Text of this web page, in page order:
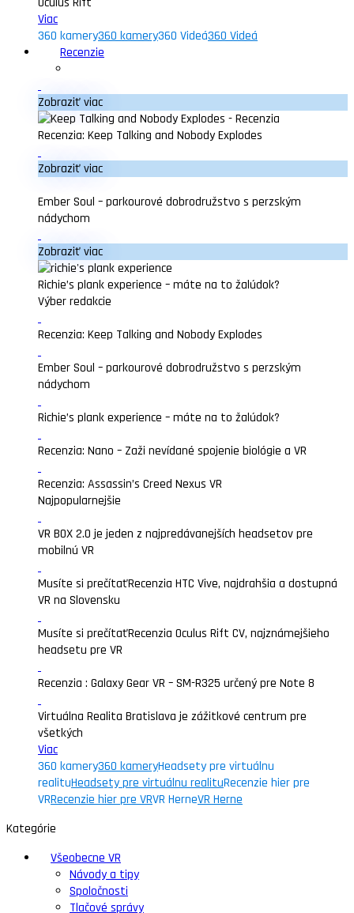
Viac
360 kamery360 kamery360 Videá360 Videá
Recenzie
Zobraziť viac
Recenzia: Keep Talking and Nobody Explodes
Zobraziť viac
Ember Soul – parkourové dobrodružstvo s perzským
nádychom
Zobraziť viac
Richie’s plank experience – máte na to žalúdok?
Výber redakcie
Recenzia: Keep Talking and Nobody Explodes
Ember Soul – parkourové dobrodružstvo s perzským
nádychom
Richie’s plank experience – máte na to žalúdok?
Recenzia: Nano – Zaži nevídané spojenie biológie a VR
Recenzia: Assassin’s Creed Nexus VR
Najpopularnejšie
VR BOX 2.0 je jeden z najpredávanejších headsetov pre
mobilnú VR
Musíte si prečítaťRecenzia HTC Vive, najdrahšia a dostupná
VR na Slovensku
Musíte si prečítaťRecenzia Oculus Rift CV, najznámejšieho
headsetu pre VR
Recenzia : Galaxy Gear VR – SM-R325 určený pre Note 8
Virtuálna Realita Bratislava je zážitkové centrum pre
všetkých
Viac
360 kamery360 kameryHeadsety pre virtuálnu
realituHeadsety pre virtuálnu realituRecenzie hier pre
VRRecenzie hier pre VRVR HerneVR Herne
Kategórie
Všeobecne VR
Návody a tipy
Spoločnosti
Tlačové správy